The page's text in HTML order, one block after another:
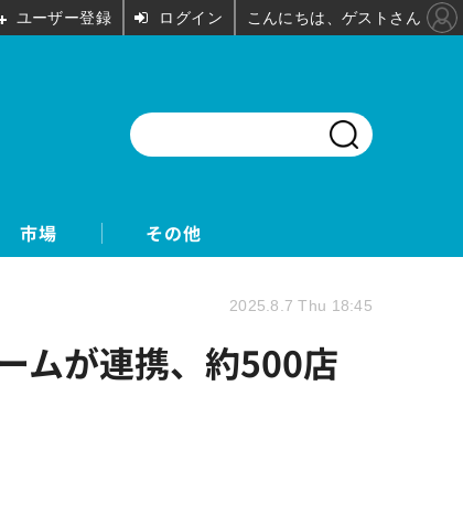
市場 その他
ムが連携、約500店
2025.8.7 Thu 18:45
ユーザー登録 ログイン こんにちは、ゲストさん